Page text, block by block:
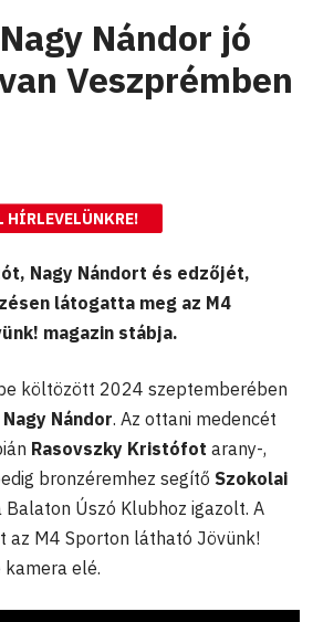
Nándor jó
Veszprémben
HÍRLEVELÜNKRE!
Nagy Nándort és edzőjét,
látogatta meg az M4
magazin stábja.
költözött 2024 szeptemberében
Nagy Nándor. Az ottani medencét
Rasovszky Kristófot arany-,
bronzéremhez segítő Szokolai
Balaton Úszó Klubhoz igazolt. A
az M4 Sporton látható Jövünk!
elé.